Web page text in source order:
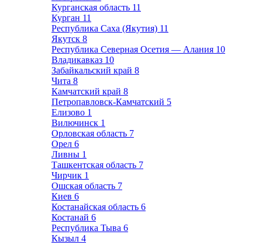
Курганская область 11
Курган 11
Республика Саха (Якутия) 11
Якутск 8
Республика Северная Осетия — Алания 10
Владикавказ 10
Забайкальский край 8
Чита 8
Камчатский край 8
Петропавловск-Камчатский 5
Елизово 1
Вилючинск 1
Орловская область 7
Орел 6
Ливны 1
Ташкентская область 7
Чирчик 1
Ошская область 7
Киев 6
Костанайская область 6
Костанай 6
Республика Тыва 6
Кызыл 4